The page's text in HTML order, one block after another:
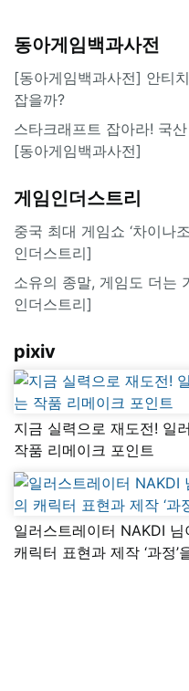
동아게임백과사전
[동아게임백과사전] 안티
잡을까?
스타크래프트 잡아라! 국
[동아게임백과사전]
게임인더스트리
중국 최대 게임쇼 ‘차이나
인더스트리]
소유의 종말, 게임도 더는
인더스트리]
pixiv
지금 실력으로 재도전! 일
작품 리메이크 포인트
일러스트레이터 NAKDI
캐릭터 표현과 제작 ‘과정